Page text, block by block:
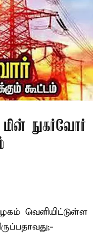
நுகர்வோர்
வெளியிட்டுள்ள